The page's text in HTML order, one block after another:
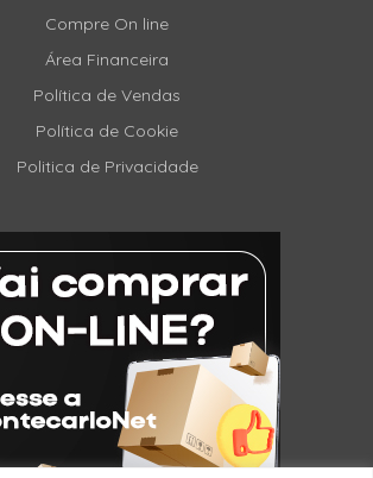
Compre On line
Área Financeira
Política de Vendas
Política de Cookie
Politica de Privacidade